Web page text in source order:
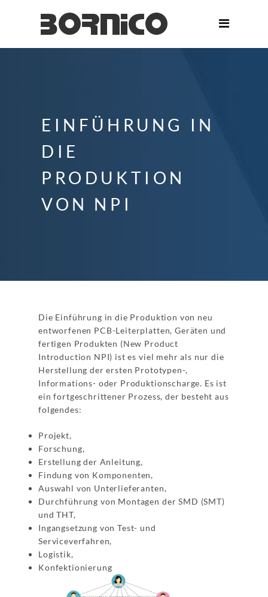
EINFÜHRUNG IN
DIE
PRODUKTION
VON NPI
Die Einführung in die Produktion von neu
entworfenen PCB-Leiterplatten, Geräten und
fertigen Produkten (New Product
Introduction NPI) ist es viel mehr als nur die
Herstellung der ersten Prototypen-,
Informations- oder Produktionscharge. Es ist
ein fortgeschrittener Prozess, der besteht aus
folgendes:
Projekt,
Forschung,
Erstellung der Anleitung,
Findung von Komponenten,
Auswahl von Unterlieferanten,
Durchführung von Montagen der SMD (SMT)
und THT,
Ingangsetzung von Test- und
Serviceverfahren,
Logistik,
Konfektionierung